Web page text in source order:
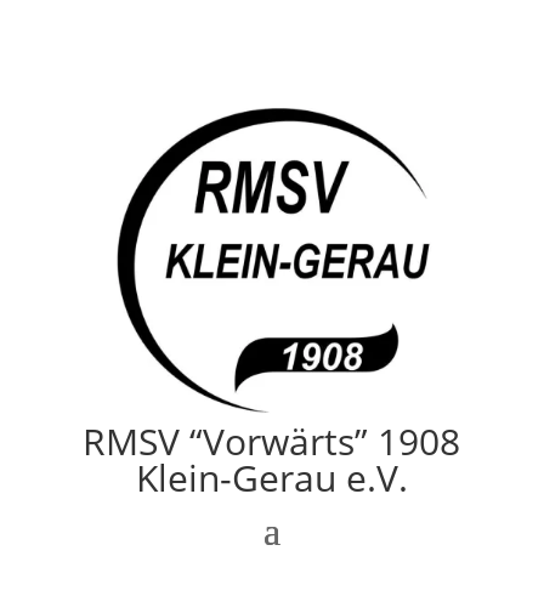
RMSV “Vorwärts” 1908
Klein-Gerau e.V.